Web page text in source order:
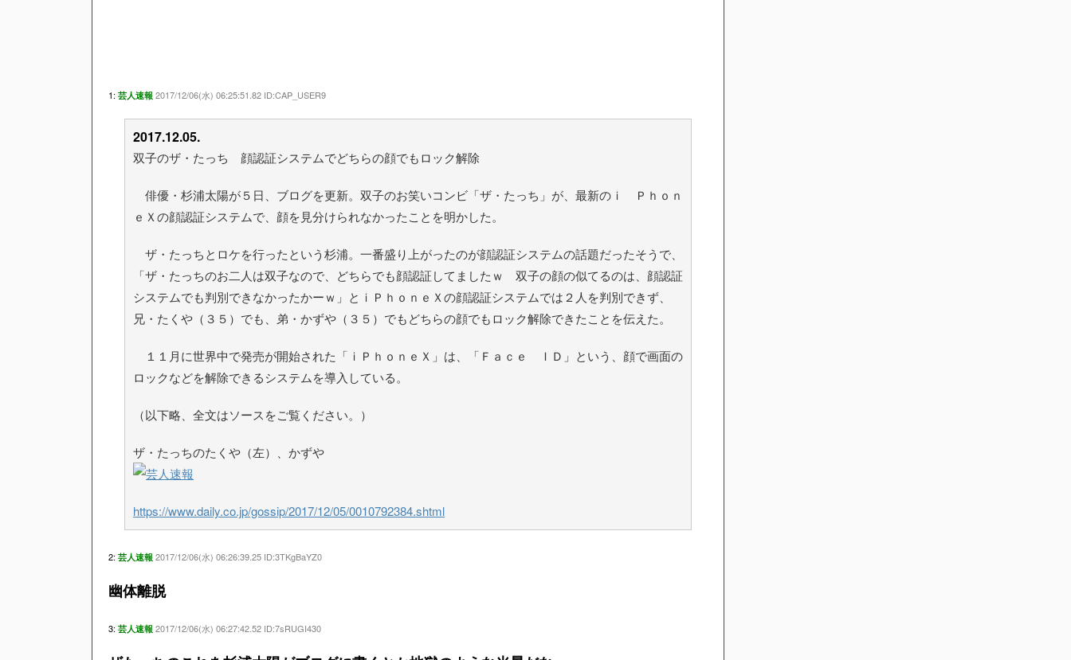
1: 芸人速報 2017/12/06(水) 06:25:51.82 ID:CAP_USER9
2017.12.05.
双子のザ・たっち 顔認証システムでどちらの顔でもロック解除
俳優・杉浦太陽が５日、ブログを更新。双子のお笑いコンビ「ザ・たっち」が、最新のｉ Ｐｈｏｎ
ｅＸの顔認証システムで、顔を見分けられなかったことを明かした。
ザ・たっちとロケを行ったという杉浦。一番盛り上がったのが顔認証システムの話題だったそうで、
「ザ・たっちのお二人は双子なので、どちらでも顔認証してましたｗ 双子の顔の似てるのは、顔認証
システムでも判別できなかったかーｗ」とｉＰｈｏｎｅＸの顔認証システムでは２人を判別できず、
兄・たくや（３５）でも、弟・かずや（３５）でもどちらの顔でもロック解除できたことを伝えた。
１１月に世界中で発売が開始された「ｉＰｈｏｎｅＸ」は、「Ｆａｃｅ ＩＤ」という、顔で画面の
ロックなどを解除できるシステムを導入している。
（以下略、全文はソースをご覧ください。）
ザ・たっちのたくや（左）、かずや
https://www.daily.co.jp/gossip/2017/12/05/0010792384.shtml
2: 芸人速報 2017/12/06(水) 06:26:39.25 ID:3TKgBaYZ0
幽体離脱
3: 芸人速報 2017/12/06(水) 06:27:42.52 ID:7sRUGI430